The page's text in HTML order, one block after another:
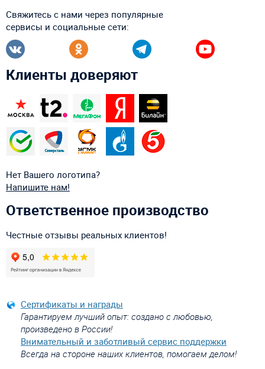
Свяжитесь с нами через популярные
сервисы и социальные сети:
Клиенты доверяют
Нет Вашего логотипа?
Напишите нам!
Ответственное производство
Честные отзывы реальных клиентов!
Сертификаты и награды
Гарантируем лучший опыт: создано с любовью,
произведено в России!
Внимательный и заботливый сервис поддержки
Всегда на стороне наших клиентов, помогаем делом!